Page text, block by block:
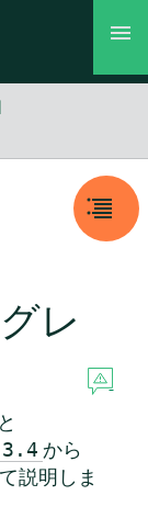
|
レ
3.4 から
説明しま